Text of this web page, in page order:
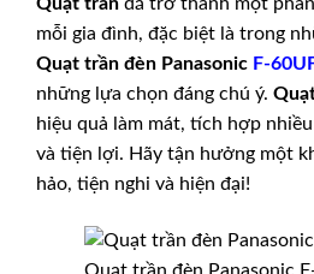
Quạt trần đã trở thành một
mỗi gia đình, đặc biệt là trong
Quạt trần đèn Panasonic F-
những lựa chọn đáng chú ý.
hiệu quả làm mát, tích hợp
và tiện lợi. Hãy tận hưởng một
hảo, tiện nghi và hiện đại!
Quạt trần đèn Panasonic